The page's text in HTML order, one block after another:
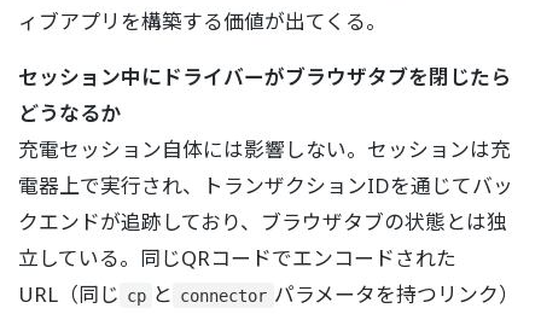
ィブアプリを構築する価値が出てくる。
セッション中にドライバーがブラウザタブを閉じたら
どうなるか
充電セッション自体には影響しない。セッションは充
電器上で実行され、トランザクションIDを通じてバッ
クエンドが追跡しており、ブラウザタブの状態とは独
立している。同じQRコードでエンコードされた
URL（同じ cp と connector パラメータを持つリンク）